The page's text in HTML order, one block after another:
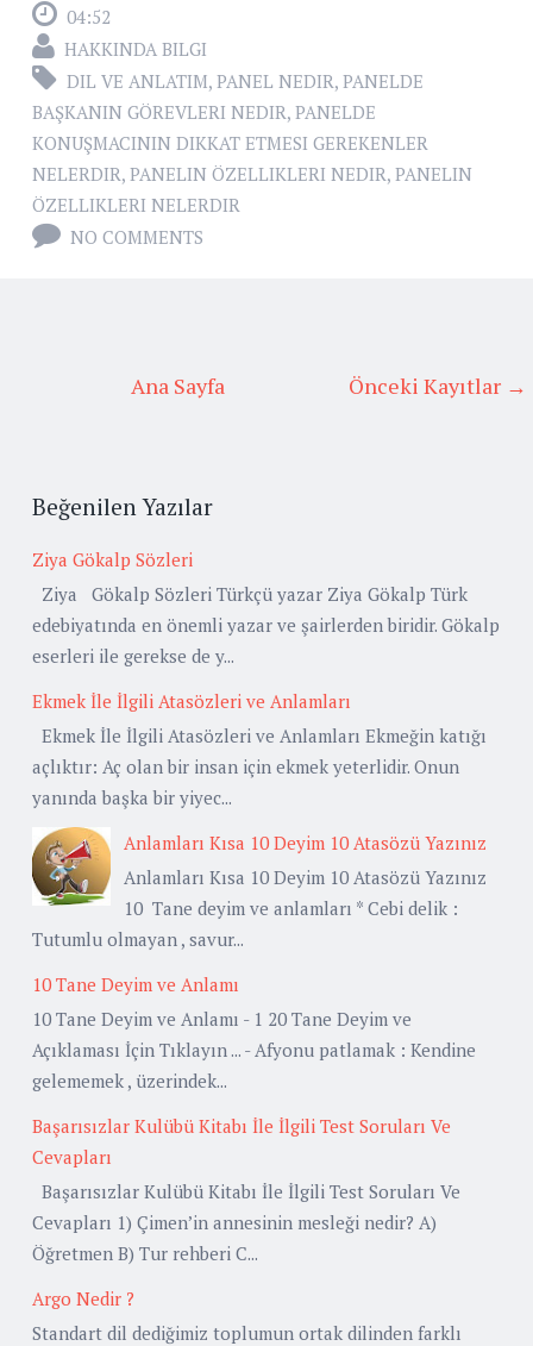
04:52
HAKKINDA BILGI
DIL VE ANLATIM, PANEL NEDIR, PANELDE
BAŞKANIN GÖREVLERI NEDIR, PANELDE
KONUŞMACININ DIKKAT ETMESI GEREKENLER
NELERDIR, PANELIN ÖZELLIKLERI NEDIR, PANELIN
ÖZELLIKLERI NELERDIR
NO COMMENTS
Önceki Kayıtlar →
Ana Sayfa
Beğenilen Yazılar
Ziya Gökalp Sözleri
Ziya Gökalp Sözleri Türkçü yazar Ziya Gökalp Türk
edebiyatında en önemli yazar ve şairlerden biridir. Gökalp
eserleri ile gerekse de y...
Ekmek İle İlgili Atasözleri ve Anlamları
Ekmek İle İlgili Atasözleri ve Anlamları Ekmeğin katığı
açlıktır: Aç olan bir insan için ekmek yeterlidir. Onun
yanında başka bir yiyec...
Anlamları Kısa 10 Deyim 10 Atasözü Yazınız
Anlamları Kısa 10 Deyim 10 Atasözü Yazınız
10 Tane deyim ve anlamları * Cebi delik :
Tutumlu olmayan , savur...
10 Tane Deyim ve Anlamı
10 Tane Deyim ve Anlamı - 1 20 Tane Deyim ve
Açıklaması İçin Tıklayın ... - Afyonu patlamak : Kendine
gelememek , üzerindek...
Başarısızlar Kulübü Kitabı İle İlgili Test Soruları Ve
Cevapları
Başarısızlar Kulübü Kitabı İle İlgili Test Soruları Ve
Cevapları 1) Çimen’in annesinin mesleği nedir? A)
Öğretmen B) Tur rehberi C...
Argo Nedir ?
Standart dil dediğimiz toplumun ortak dilinden farklı